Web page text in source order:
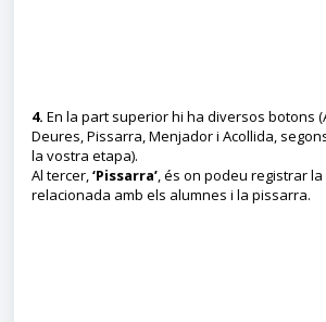
4. En la part superior hi ha diversos botons
Deures, Pissarra, Menjador i Acollida,
la vostra etapa).
Al tercer,‘Pissarra’, és on podeu registrar
relacionada amb els alumnes i la pissarra.